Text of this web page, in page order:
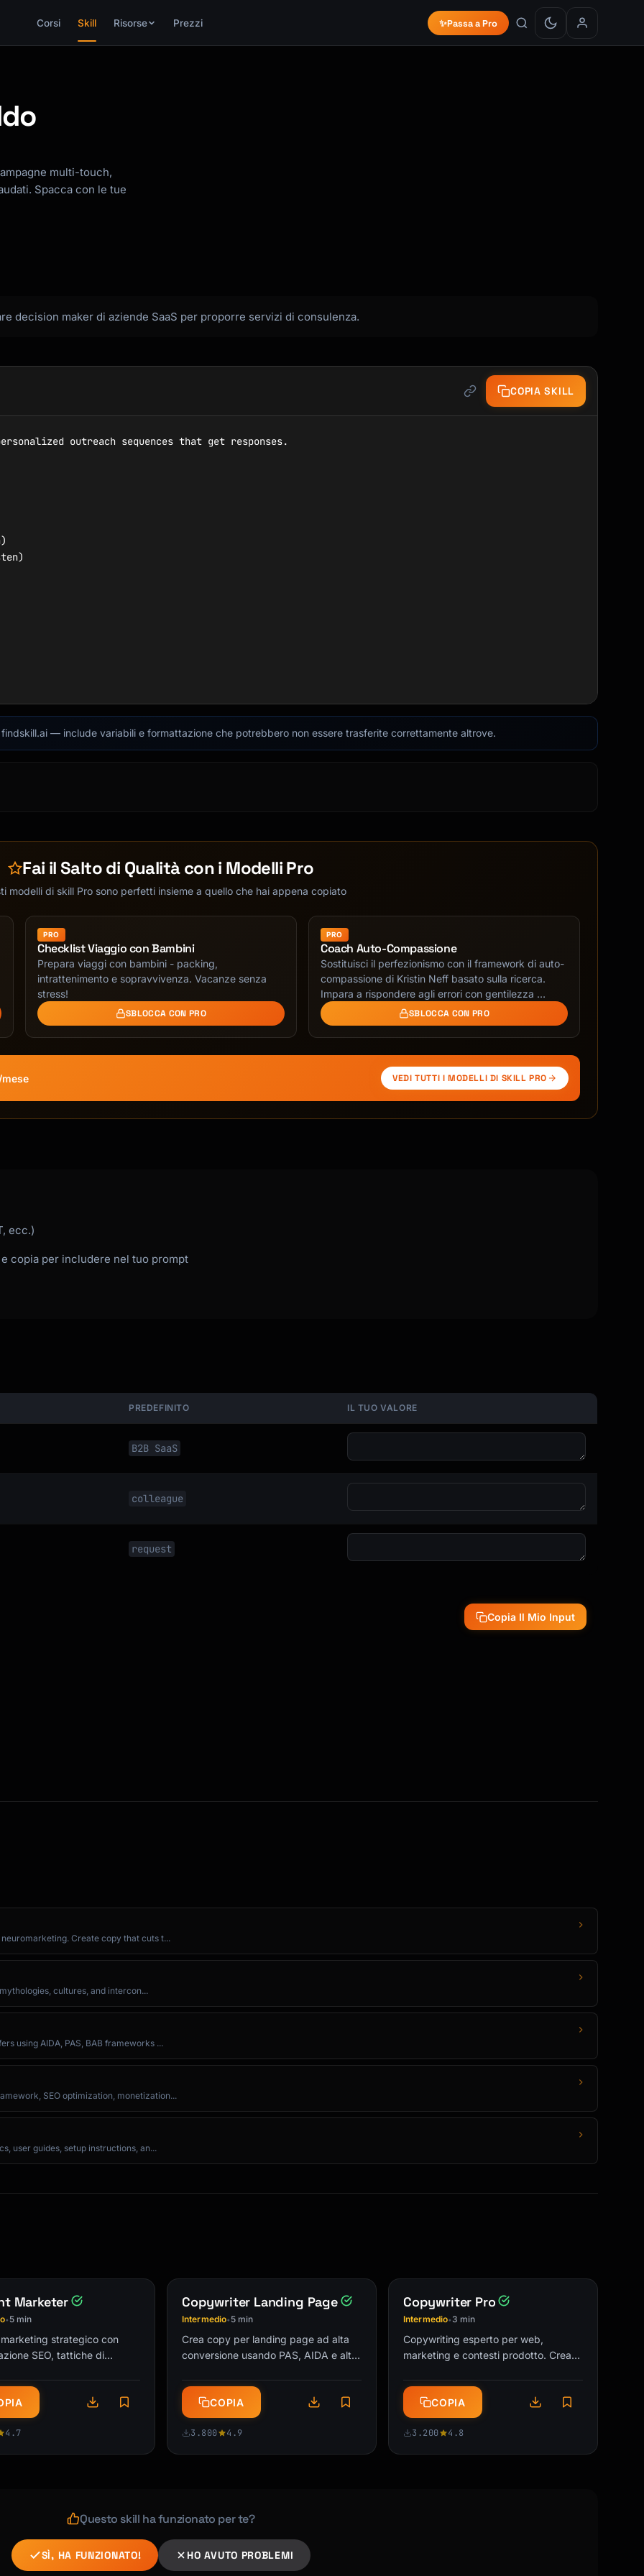
Corsi Skill Risorse Prezzi ✨Passa a Pro
multi-touch,
Spacca con le tue
decision maker di aziende SaaS per proporre servizi di consulenza.
COPIA SKILL
outreach sequences that get responses.
news].
chat.
— include variabili e formattazione che potrebbero non essere trasferite correttamente altrove.
Fai il Salto di Qualità con i Modelli Pro
modelli di skill Pro sono perfetti insieme a quello che hai appena copiato
PRO
Checklist Viaggio con Bambini
Prepara viaggi con bambini - packing,
intrattenimento e sopravvivenza. Vacanze senza
stress!
SBLOCCA CON PRO
PRO
Coach Auto-Compassione
Sostituisci il perfezionismo con il framework di auto-
compassione di Kristin Neff basato sulla ricerca.
Impara a rispondere agli errori con gentilezza …
SBLOCCA CON PRO
VEDI TUTTI I MODELLI DI SKILL PRO
ecc.)
copia per includere nel tuo prompt
PREDEFINITO IL TUO VALORE
B2B SaaS
colleague
request
Copia Il Mio Input
Create copy that cuts t...
cultures, and intercon...
using AIDA, PAS, BAB frameworks ...
SEO optimization, monetization...
user guides, setup instructions, an...
Marketer
• 5 min
strategico con
SEO, tattiche di
per la crescita. Fantastico
4.7
Copywriter Landing Page
Intermedio• 5 min
Crea copy per landing page ad alta
conversione usando PAS, AIDA e altri
visitatori in clienti!
COPIA
3.800 4.9
Copywriter Pro
Intermedio• 3 min
Copywriting esperto per web,
marketing e contesti prodotto. Crea
visitatori in clienti. Alla grande per le
COPIA
3.200 4.8
Questo skill ha funzionato per te?
SÌ, HA FUNZIONATO! HO AVUTO PROBLEMI